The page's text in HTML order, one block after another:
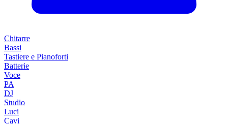
Chitarre
Bassi
Tastiere e Pianoforti
Batterie
Voce
PA
DJ
Studio
Luci
Cavi